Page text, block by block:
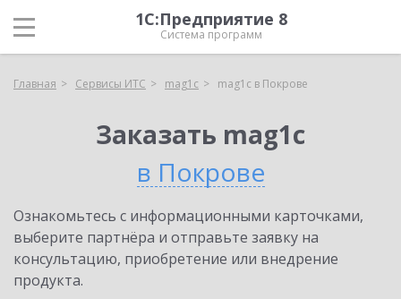
1С:Предприятие 8
Система программ
Главная Сервисы ИТС mag1c mag1c в Покрове
Заказать mag1c
в Покрове
Ознакомьтесь с информационными карточками,
выберите партнёра и отправьте заявку на
консультацию, приобретение или внедрение
продукта.